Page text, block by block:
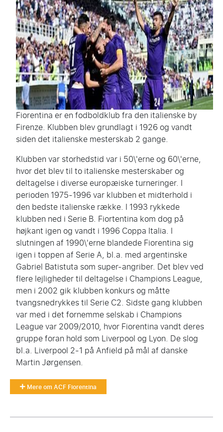
Fiorentina er en fodboldklub fra den italienske by
Firenze. Klubben blev grundlagt i 1926 og vandt
siden det italienske mesterskab 2 gange.
Klubben var storhedstid var i 50\'erne og 60\'erne,
hvor det blev til to italienske mesterskaber og
deltagelse i diverse europæiske turneringer. I
perioden 1975-1996 var klubben et midterhold i
den bedste italienske række. I 1993 rykkede
klubben ned i Serie B. Fiortentina kom dog på
højkant igen og vandt i 1996 Coppa Italia. I
slutningen af 1990\'erne blandede Fiorentina sig
igen i toppen af Serie A, bl.a. med argentinske
Gabriel Batistuta som super-angriber. Det blev ved
flere lejligheder til deltagelse i Champions League,
men i 2002 gik klubben konkurs og måtte
tvangsnedrykkes til Serie C2. Sidste gang klubben
var med i det fornemme selskab i Champions
League var 2009/2010, hvor Fiorentina vandt deres
gruppe foran hold som Liverpool og Lyon. De slog
bl.a. Liverpool 2-1 på Anfield på mål af danske
Martin Jørgensen.
Mere om ACF Fiorentina